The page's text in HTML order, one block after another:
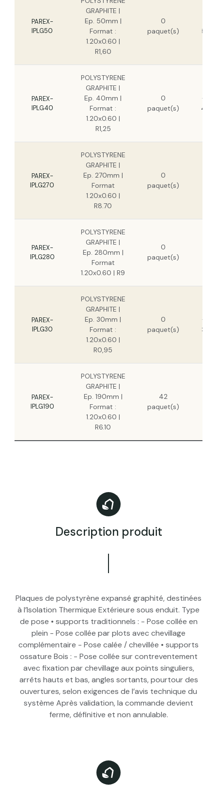
PAREX-
IPLG50
GRAPHITE |
Ep. 50mm |
Format :
1.20x0.60 |
R1,60
0
paquet(s)
PAREX-
IPLG40
POLYSTYRENE
GRAPHITE |
Ep. 40mm |
Format :
1.20x0.60 |
R1,25
0
paquet(s)
PAREX-
IPLG270
POLYSTYRENE
GRAPHITE |
Ep. 270mm |
Format
1.20x0.60 |
R8.70
0
paquet(s)
PAREX-
IPLG280
POLYSTYRENE
GRAPHITE |
Ep. 280mm |
Format
1.20x0.60 | R9
0
paquet(s)
PAREX-
IPLG30
POLYSTYRENE
GRAPHITE |
Ep. 30mm |
Format :
1.20x0.60 |
R0,95
0
paquet(s)
PAREX-
IPLG190
POLYSTYRENE
GRAPHITE |
Ep. 190mm |
Format :
1.20x0.60 |
R6.10
42
paquet(s)
Description produit
Plaques de polystyrène expansé graphité, destinées
à l’Isolation Thermique Extérieure sous enduit. Type
de pose • supports traditionnels : - Pose collée en
plein - Pose collée par plots avec chevillage
complémentaire - Pose calée / chevillée • supports
ossature Bois : - Pose collée sur contreventement
avec fixation par chevillage aux points singuliers,
arrêts hauts et bas, angles sortants, pourtour des
ouvertures, selon exigences de l’avis technique du
système Après validation, la commande devient
ferme, définitive et non annulable.